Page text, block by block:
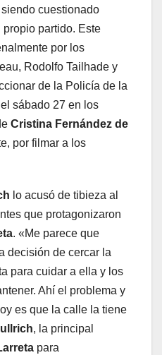
cuestionado
partido. Este
por los
Rodolfo Tailhade y
de la Policía de la
sábado 27 en los
Cristina Fernández de
por filmar a los
lo acusó de tibieza al
que protagonizaron
. «Me parece que
decisión de cercar la
para cuidar a ella y los
Ahí el problema y
es que la calle la tiene
, la principal
para